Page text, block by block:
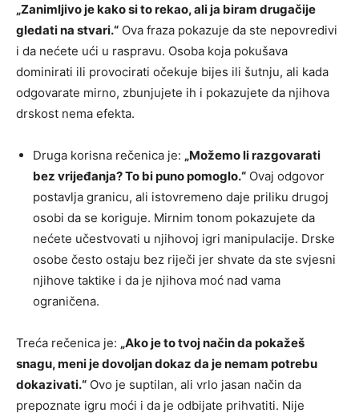
„Zanimljivo je kako si to rekao, ali ja biram drugačije
gledati na stvari.“ Ova fraza pokazuje da ste nepovredivi
i da nećete ući u raspravu. Osoba koja pokušava
dominirati ili provocirati očekuje bijes ili šutnju, ali kada
odgovarate mirno, zbunjujete ih i pokazujete da njihova
drskost nema efekta.
Druga korisna rečenica je: „Možemo li razgovarati
bez vrijeđanja? To bi puno pomoglo.“ Ovaj odgovor
postavlja granicu, ali istovremeno daje priliku drugoj
osobi da se koriguje. Mirnim tonom pokazujete da
nećete učestvovati u njihovoj igri manipulacije. Drske
osobe često ostaju bez riječi jer shvate da ste svjesni
njihove taktike i da je njihova moć nad vama
ograničena.
Treća rečenica je: „Ako je to tvoj način da pokažeš
snagu, meni je dovoljan dokaz da je nemam potrebu
dokazivati.“ Ovo je suptilan, ali vrlo jasan način da
prepoznate igru moći i da je odbijate prihvatiti. Nije